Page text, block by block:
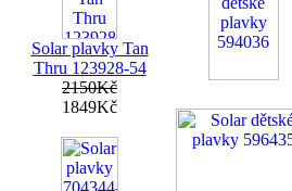
Solar plavky Tan
Thru 123928-54
2150Kč
1849Kč